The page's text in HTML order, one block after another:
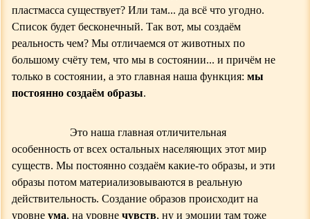
пластмасса существует? Или там... да всё что угодно.
Список будет бесконечный. Так вот, мы создаём
реальность чем? Мы отличаемся от животных по
большому счёту тем, что мы в состоянии... и причём не
только в состоянии, а это главная наша функция: мы
постоянно создаём образы.
Это наша главная отличительная
особенность от всех остальных населяющих этот мир
существ. Мы постоянно создаём какие-то образы, и эти
образы потом материализовываются в реальную
действительность. Создание образов происходит на
уровне ума, на уровне чувств, ну и эмоции там тоже